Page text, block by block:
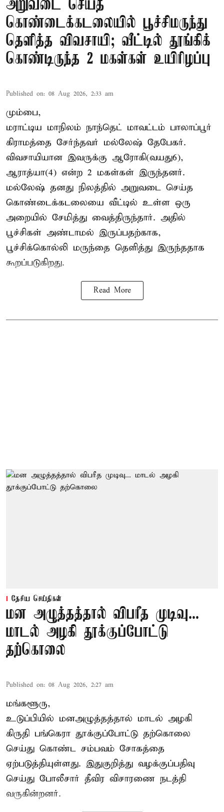
அறுவடை செய்த
கொண்டைக்கடலையில் பூச்சிமருந்து
தெளித்த விவசாயி; வீட்டில் தூங்கிக்
கொண்டிருந்த 2 மகள்கள் உயிரிழப்பு
Published on: 08 Aug 2026, 2:33 am
மும்பை,
மராட்டிய மாநிலம் நாந்தெட் மாவட்டம் பாலாப்பூர்
கிராமத்தை சேர்ந்தவர் மல்லேஷ் தேபேகர்.
விவசாயியான இவருக்கு ஆரோகி(வயது6),
ஆராத்யா(4) என்ற 2 மகள்கள் இருந்தனர்.
மல்லேஷ் தனது நிலத்தில் அறுவடை செய்த
கொண்டைக்கடலையை வீட்டில் உள்ள ஒரு
அறையில் சேமித்து வைத்திருந்தார். அதில்
பூச்சிகள் அண்டாமல் இருப்பதற்காக,
பூச்சிக்கொல்லி மருந்தை தெளித்து இருந்ததாக
கூறப்படுகிறது.
Read More
தேசிய செய்திகள்
மன அழுத்தத்தால் விபரீத முடிவு...
மாடல் அழகி தூக்குப்போட்டு
தற்கொலை
Published on: 08 Aug 2026, 2:27 am
மங்களூரு,
உடுப்பியில் மனஅழுத்தத்தால் மாடல் அழகி
கிருதி பங்கெரா தூக்குப்போட்டு தற்கொலை
செய்து கொண்ட சம்பவம் சோகத்தை
ஏற்படுத்தியுள்ளது. இதுகுறித்து வழக்குப்பதிவு
செய்து போலீசார் தீவிர விசாரணை நடத்தி
வருகின்றனர்.